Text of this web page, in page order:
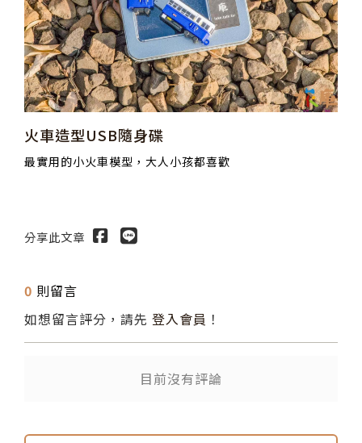
火車造型USB隨身碟
最實用的小火車模型，大人小孩都喜歡
分享此文章
0 則留言
如想留言評分，請先 登入會員 ！
目前沒有評論
送出